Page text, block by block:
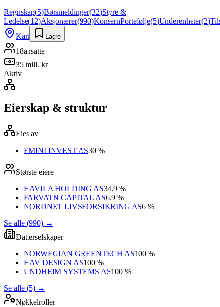
Regnskap(5)Børsmeldinger(32)Styre &
Ledelse(12)Aksjonærer(990)KonsernPortefølje(5)Underenheter(2)
Kart
Lagre
18ansatte
35 mill. kr
Aktiv
Eierskap & struktur
Eies av
EMINI INVEST AS30 %
Største eiere
HAVILA HOLDING AS34.9 %
FARVATN CAPITAL AS6.9 %
NORDNET LIVSFORSIKRING AS6 %
Se alle (990) →
Datterselskaper
NORWEGIAN GREENTECH AS100 %
HAV DESIGN AS100 %
UNDHEIM SYSTEMS AS100 %
Se alle (5) →
Nøkkelroller